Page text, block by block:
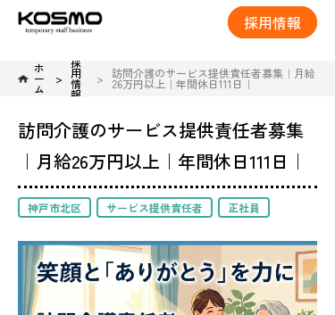
採用情報
ホ
ー
ム
採
用
情
報
訪問介護のサービス提供責任者募集｜月給
26万円以上｜年間休日111日｜
訪問介護のサービス提供責任者募集
｜月給26万円以上｜年間休日111日｜
神戸市北区 サービス提供責任者 正社員